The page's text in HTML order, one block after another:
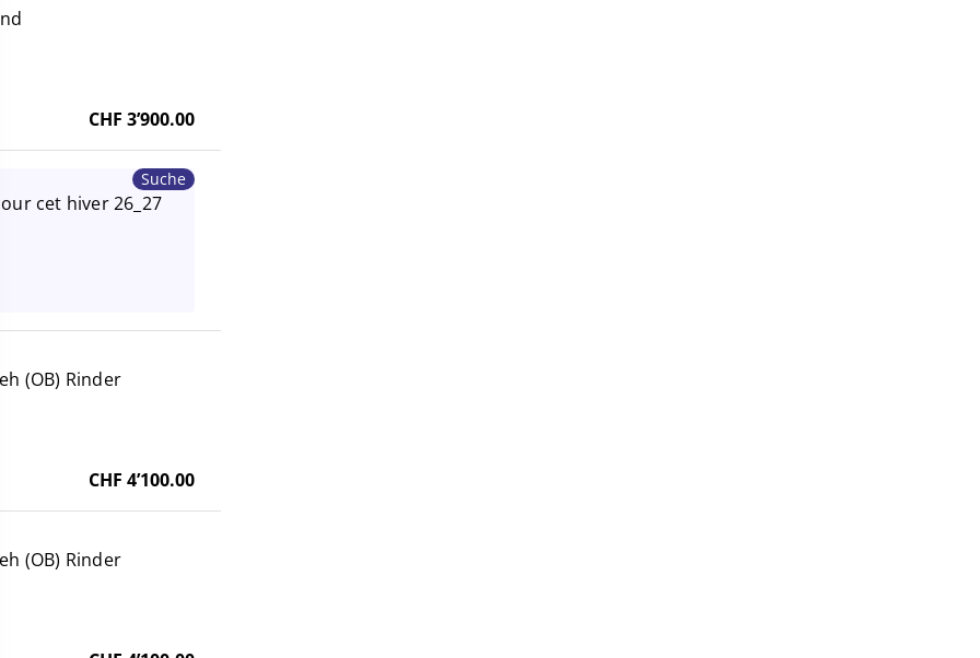
CHF 3’900.00
Suche
cet hiver 26_27
(OB) Rinder
CHF 4’100.00
(OB) Rinder